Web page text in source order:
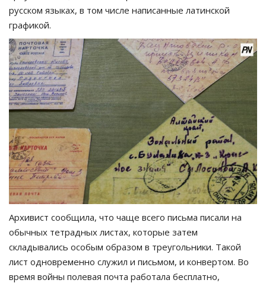
русском языках, в том числе написанные латинской
графикой.
Архивист сообщила, что чаще всего письма писали на
обычных тетрадных листах, которые затем
складывались особым образом в треугольники. Такой
лист одновременно служил и письмом, и конвертом. Во
время войны полевая почта работала бесплатно,